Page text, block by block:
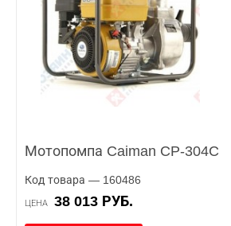
Мотопомпа Caiman CP-304C
Код товара — 160486
ЦЕНА 38 013 РУБ.